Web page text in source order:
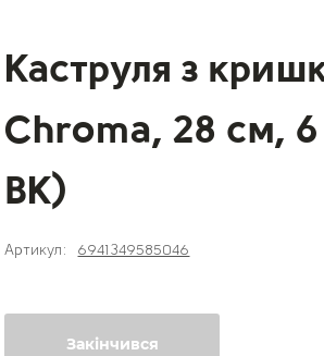
Каструля з
Chroma, 28 см, 6
BK)
Артикул: 6941349585046
Закінчився